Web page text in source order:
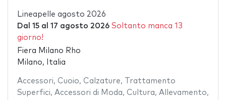
Lineapelle agosto 2026
Dal 15al 17 agosto 2026 Soltanto manca 13
giorno!
Fiera Milano Rho
Milano, Italia
Accessori, Cuoio, Calzature,
Trattamento
Superfici, Accessori di Moda, Cultura, Allevamento,